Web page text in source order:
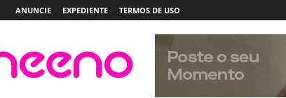
ANUNCIE EXPEDIENTE TERMOS DE USO